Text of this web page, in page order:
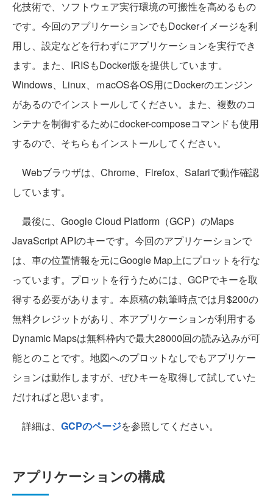
化技術で、ソフトウェア実行環境の可搬性を高めるもの
です。今回のアプリケーションでもDockerイメージを利
用し、設定などを行わずにアプリケーションを実行でき
ます。また、IRISもDocker版を提供しています。
Windows、Linux、ｍacOS各OS用にDockerのエンジン
があるのでインストールしてください。また、複数のコ
ンテナを制御するためにdocker-composeコマンドも使用
するので、そちらもインストールしてください。
Webブラウザは、Chrome、Firefox、Safariで動作確認
しています。
最後に、Google Cloud Platform（GCP）のMaps
JavaScript APIのキーです。今回のアプリケーションで
は、車の位置情報を元にGoogle Map上にプロットを行な
っています。プロットを行うためには、GCPでキーを取
得する必要があります。本原稿の執筆時点では月$200の
無料クレジットがあり、本アプリケーションが利用する
Dynamic Mapsは無料枠内で最大28000回の読み込みが可
能とのことです。地図へのプロットなしでもアプリケー
ションは動作しますが、ぜひキーを取得して試していた
だければと思います。
詳細は、 GCPのページを参照してください。
アプリケーションの構成